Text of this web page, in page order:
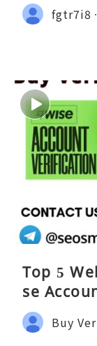
fgtr7i8
Top 5
se
Buy